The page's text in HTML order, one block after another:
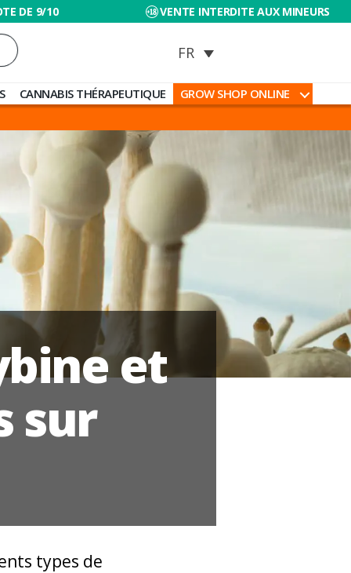
DE 9/10 VENTE INTERDITE AUX MINEURS
CANNABIS THÉRAPEUTIQUE GROW SHOP ONLINE
et
sur
types de